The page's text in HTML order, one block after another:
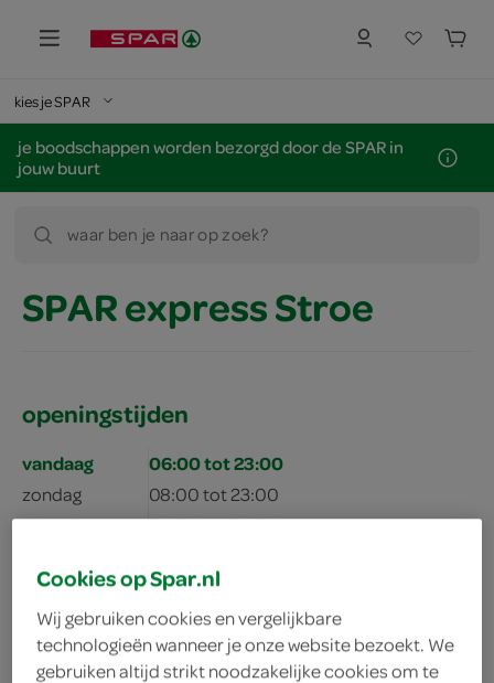
kies je SPAR
je boodschappen worden bezorgd door de SPAR in
jouw buurt
waar ben je naar op zoek?
SPAR express Stroe
openingstijden
vandaag 06:00 tot 23:00
zondag
08:00 tot 23:00
maandag
06:00 tot 23:00
woensdag
06:00 tot 23:00
donderdag
06:00 tot 23:00
vrijdag
06:00 tot 23:00
Cookies op Spar.nl
Wij gebruiken cookies en vergelijkbare
technologieën wanneer je onze website bezoekt. We
gebruiken altijd strikt noodzakelijke cookies om te